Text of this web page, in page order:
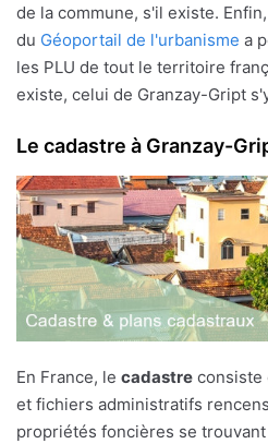
de la commune, s'il existe.
du Géoportail de l'urbanisme a
les PLU de tout le territoire
existe, celui de Granzay-Gript
Le cadastre à Granzay-
En France, le cadastre consiste
et fichiers administratifs
propriétés foncières se